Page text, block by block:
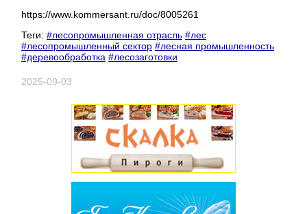
https://www.kommersant.ru/doc/8005261
Теги: #лесопромышленная отрасль #лес
#лесопромышленный сектор #лесная промышленность
#деревообработка #лесозаготовки
2025-09-03